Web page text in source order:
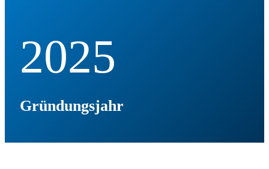
2025
Gründungsjahr